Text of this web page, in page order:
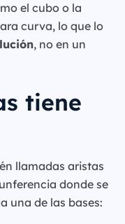
el cubo o la
curva, lo que lo
, no en un
tiene
llamadas aristas
donde se
una de las bases: